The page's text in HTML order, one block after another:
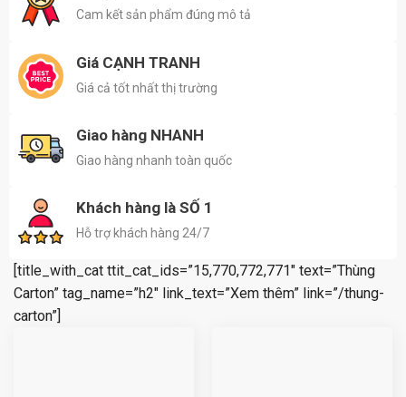
Cam kết sản phẩm đúng mô tả
Giá CẠNH TRANH
Giá cả tốt nhất thị trường
Giao hàng NHANH
Giao hàng nhanh toàn quốc
Khách hàng là SỐ 1
Hỗ trợ khách hàng 24/7
[title_with_cat ttit_cat_ids=”15,770,772,771″ text=”Thùng
Carton” tag_name=”h2″ link_text=”Xem thêm” link=”/thung-
carton”]